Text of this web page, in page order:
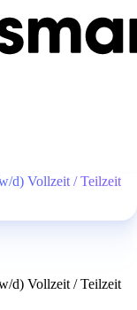
d) Vollzeit / Teilzeit
d) Vollzeit / Teilzeit